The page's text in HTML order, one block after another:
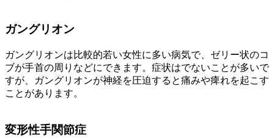
ガングリオン
ガングリオンは比較的若い女性に多い病気で、ゼリー状のコ
ブが手首の周りなどにできます。症状はでないことが多いで
すが、ガングリオンが神経を圧迫すると痛みや痺れを起こす
ことがあります。
変形性手関節症